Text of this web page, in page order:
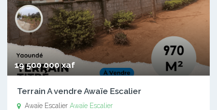
19 500 000 xaf
Terrain A vendre Awaïe Escalier
Awaïe Escalier Awaïe Escalier